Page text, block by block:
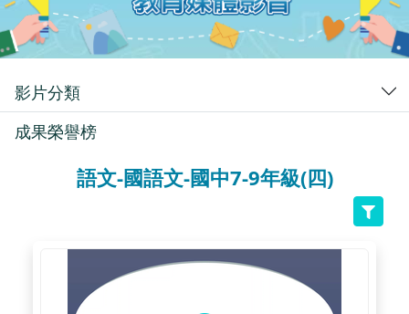
影片分類
成果榮譽榜
語文-國語文-國中7-9年級(四)